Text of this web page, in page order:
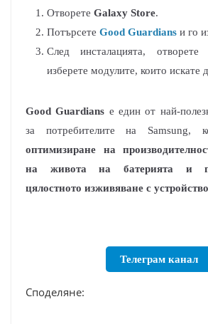
Отворете Galaxy Store.
Потърсете Good Guardians и го
След инсталацията,
изберете модулите, които искате
Good Guardians е един от най-
за потребителите на Samsung,
оптимизиране на
на живота на батерията и
цялостното изживяване с
Телеграм канал
Споделяне: